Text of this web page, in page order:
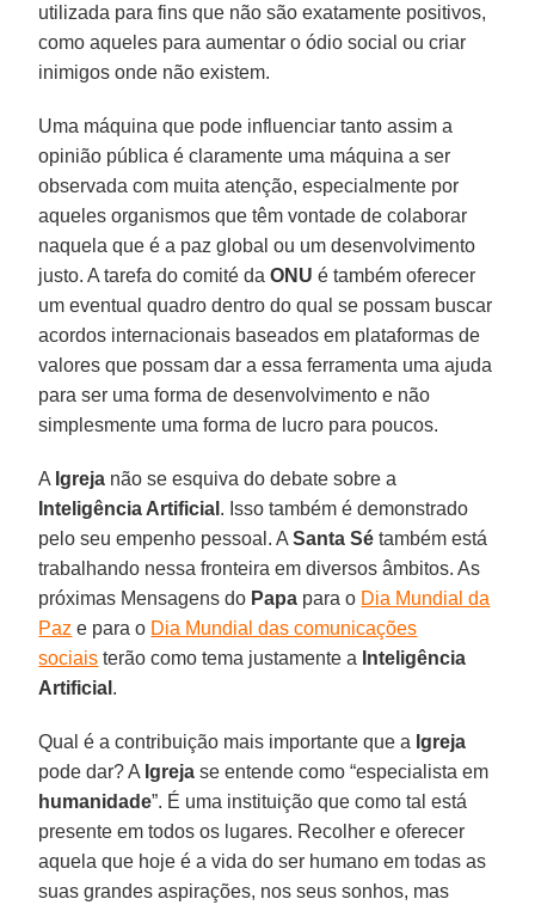
utilizada para fins que não são exatamente positivos,
como aqueles para aumentar o ódio social ou criar
inimigos onde não existem.
Uma máquina que pode influenciar tanto assim a
opinião pública é claramente uma máquina a ser
observada com muita atenção, especialmente por
aqueles organismos que têm vontade de colaborar
naquela que é a paz global ou um desenvolvimento
justo. A tarefa do comité daONU é também oferecer
um eventual quadro dentro do qual se possam buscar
acordos internacionais baseados em plataformas de
valores que possam dar a essa ferramenta uma ajuda
para ser uma forma de desenvolvimento e não
simplesmente uma forma de lucro para poucos.
A Igreja não se esquiva do debate sobre a
Inteligência Artificial . Isso também é demonstrado
pelo seu empenho pessoal. ASanta Sé também está
trabalhando nessa fronteira em diversos âmbitos. As
próximas Mensagens do Papa para o Dia Mundial da
Paz e para o Dia Mundial das comunicações
sociais terão como tema justamente a Inteligência
Artificial .
Qual é a contribuição mais importante que a Igreja
pode dar? A Igreja se entende como “especialista em
humanidade”. É uma instituição que como tal está
presente em todos os lugares. Recolher e oferecer
aquela que hoje é a vida do ser humano em todas as
suas grandes aspirações, nos seus sonhos, mas